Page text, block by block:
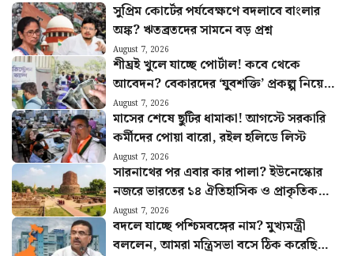
সুপ্রিম কোর্টের পর্যবেক্ষণে বদলাবে বাংলার
অঙ্ক? ঋতব্রতদের সামনে বড় প্রশ্ন
August 7, 2026
শীঘ্রই খুলে যাচ্ছে পোর্টাল! কবে থেকে
আবেদন? বেকারদের ‘যুবশক্তি’ প্রকল্প নিয়ে
নয়া আপডেট
August 7, 2026
মাসের শেষে ছুটির ধামাকা! আগস্টে সরকারি
কর্মীদের পোয়া বারো, রইল হলিডে লিস্ট
August 7, 2026
সারনাথের পর এবার কার পালা? ইউনেস্কোর
নজরে ভারতের ১৪ ঐতিহাসিক ও প্রাকৃতিক
সম্পদ
August 7, 2026
বদলে যাচ্ছে পশ্চিমবঙ্গের নাম? মুখ্যমন্ত্রী
বললেন, আমরা মন্ত্রিসভা বসে ঠিক করেছি…